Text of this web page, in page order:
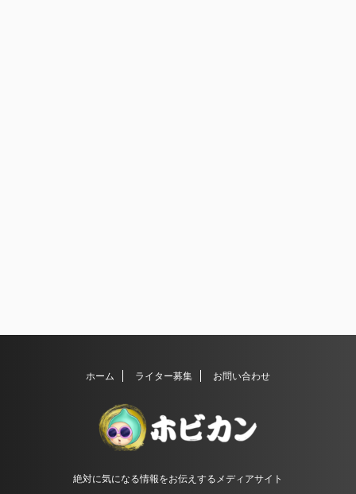
ホーム ライター募集 お問い合わせ
絶対に気になる情報をお伝えするメディアサイト